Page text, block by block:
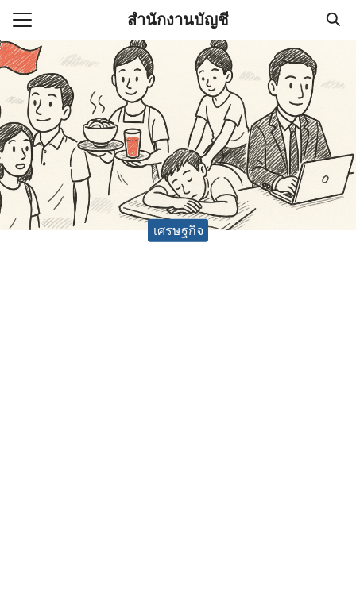
Skip
content
สำนักงานบัญชี
(ไม่มีชื่อ)
านบัญชี (Accounting
ช่วยสำคัญในการบริหาร
Search
for:
เศรษฐกิจ